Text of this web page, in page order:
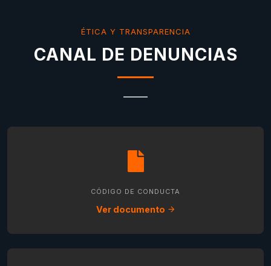
ÉTICA Y TRANSPARENCIA
CANAL DE DENUNCIAS
CÓDIGO DE CONDUCTA
Ver documento